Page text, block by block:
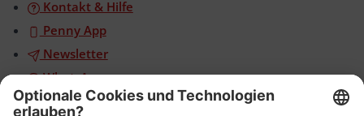
Kontakt & Hilfe
Penny App
Newsletter
WhatsApp
App